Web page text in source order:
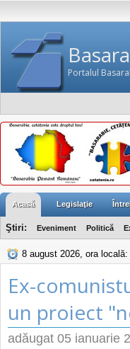
Portalul
Acasă Legislaţie
Ştiri: Eveniment Politică
8 august 2026, ora locală:
Ex-
un proiect
adăugat 05 ianuarie